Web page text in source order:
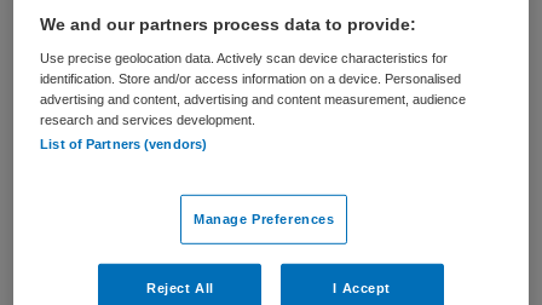
Vacature niet beschikbaar
Deze vacature Begeleider Wonen Zorgboerderij bij
Lievegoed is niet meer actueel. Hieronder staan enkele
We and our partners process data to provide:
Use precise geolocation data. Actively scan device characteristics for
identification. Store and/or access information on a device. Personalised
advertising and content, advertising and content measurement, audience
research and services development.
List of Partners (vendors)
Manage Preferences
Reject All I Accept